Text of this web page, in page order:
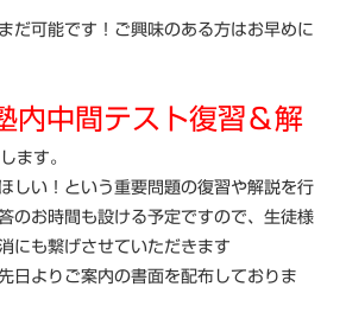
だ可能です！ご興味のある方はお早めに
内中間テスト復習＆解
ます。
しい！という重要問題の復習や解説を行
のお時間も設ける予定ですので、生徒様
にも繋げさせていただきます
日よりご案内の書面を配布しておりま